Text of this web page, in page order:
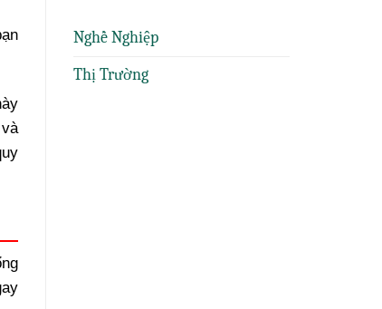
Nghề Nghiệp
Thị Trường